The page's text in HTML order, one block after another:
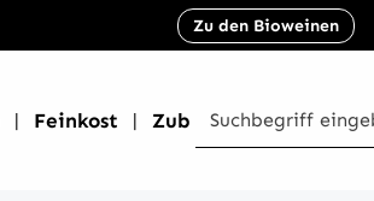
Zu den Bioweinen
Feinkost Zubehör B2B